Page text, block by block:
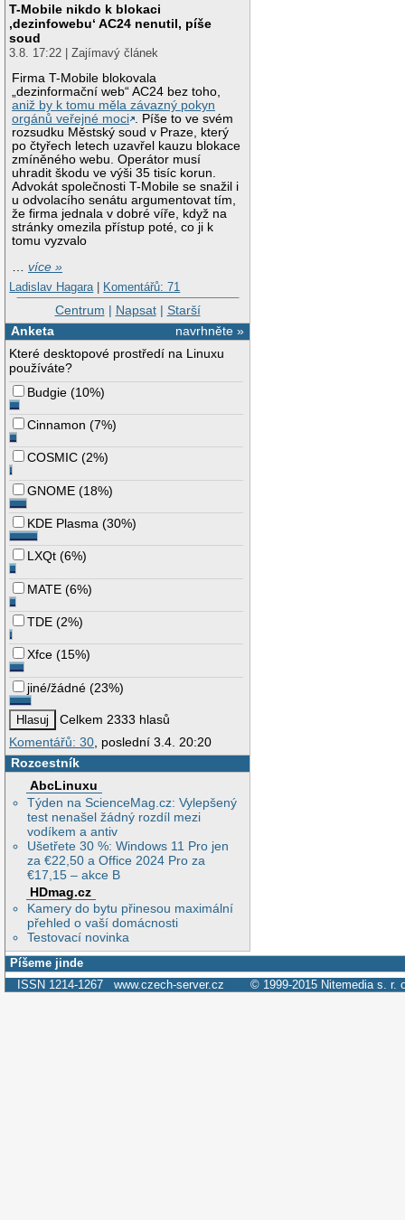
T-Mobile nikdo k blokaci
‚dezinfowebu‘ AC24 nenutil, píše
soud
3.8. 17:22 | Zajímavý článek
Firma T-Mobile blokovala
„dezinformační web“ AC24 bez toho,
aniž by k tomu měla závazný pokyn
orgánů veřejné moci . Píše to ve svém
rozsudku Městský soud v Praze, který
po čtyřech letech uzavřel kauzu blokace
zmíněného webu. Operátor musí
uhradit škodu ve výši 35 tisíc korun.
Advokát společnosti T-Mobile se snažil i
u odvolacího senátu argumentovat tím,
že firma jednala v dobré víře, když na
stránky omezila přístup poté, co ji k
tomu vyzvalo
…více »
Ladislav Hagara | Komentářů: 71
Centrum | Napsat| Starší
navrhněte »
Anketa
Které desktopové prostředí na Linuxu
používáte?
Budgie (10%)
Cinnamon (7%)
COSMIC (2%)
GNOME (18%)
KDE Plasma (30%)
LXQt (6%)
MATE (6%)
TDE (2%)
Xfce (15%)
jiné/žádné (23%)
Celkem 2333 hlasů
Komentářů: 30, poslední 3.4. 20:20
Rozcestník
AbcLinuxu
Týden na ScienceMag.cz: Vylepšený
test nenašel žádný rozdíl mezi
vodíkem a antiv
Ušetřete 30 %: Windows 11 Pro jen
za €22,50 a Office 2024 Pro za
€17,15 – akce B
HDmag.cz
Kamery do bytu přinesou maximální
přehled o vaší domácnosti
Testovací novinka
Píšeme jinde
ISSN 1214-1267 www.czech-server.cz © 1999-2015 Nitemedia s. r.